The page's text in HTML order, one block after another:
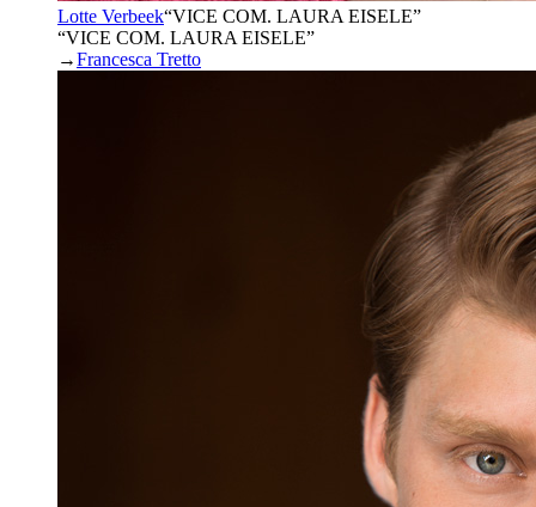
Lotte Verbeek“VICE COM. LAURA EISELE”
“VICE COM. LAURA EISELE”
→Francesca Tretto